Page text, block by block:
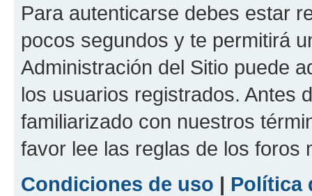
Para autenticarse debes estar
pocos segundos y te permitirá
Administración del Sitio puede
los usuarios registrados. Antes
familiarizado con nuestros
favor lee las reglas de los foros
Condiciones de uso | Política